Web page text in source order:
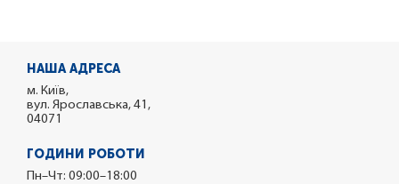
НАША АДРЕСА
м. Київ,
вул. Ярославська, 41,
04071
ГОДИНИ РОБОТИ
Пн–Чт: 09:00–18:00